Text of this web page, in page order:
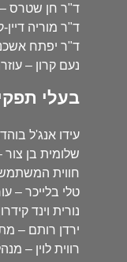
ד"ר חן שטרס
ד"ר מוריה
ד"ר יפתח
נעם קרון –
בעלי
עידו אנג'ל
שלומית בן
חווית
טלי בלייכר –
נורית וינד
ירדן רותם – מתכנת
רווית לוין –